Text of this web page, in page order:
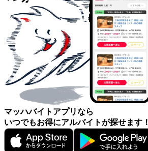
マッハバイトアプリなら
いつでもお得にアルバイトが探せます！